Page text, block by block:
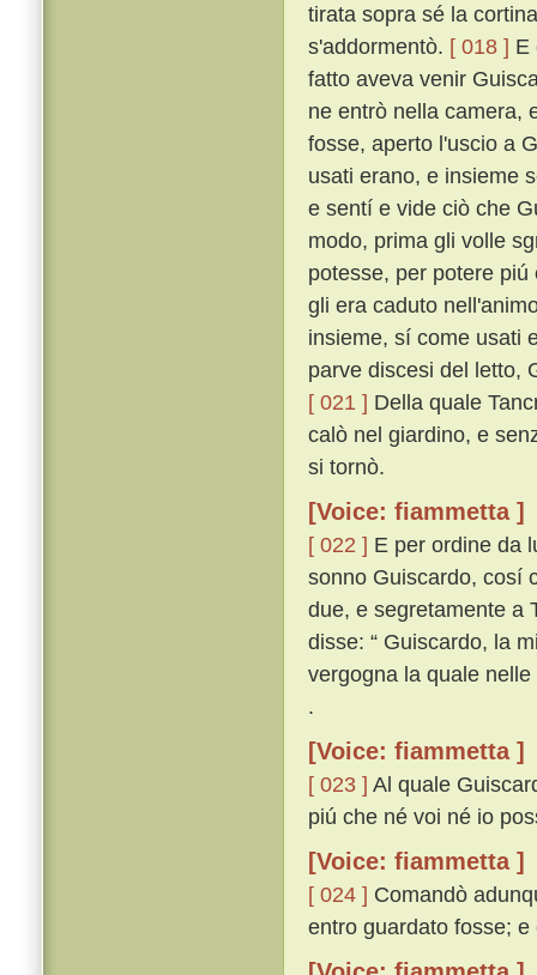
tirata sopra sé la
s'addormentò. [ 018 ] E
fatto aveva venir
ne entrò nella camera,
fosse, aperto l'uscio a
usati erano, e insieme
e sentí e vide ciò che
modo, prima gli volle
potesse, per potere
gli era caduto
insieme, sí come usati
parve discesi del letto,
[ 021 ] Della quale
calò nel giardino, e
si tornò.
[Voice: fiammetta ]
[ 022 ] E per ordine da
sonno Guiscardo, cosí
due, e segretamente a
disse: “ Guiscardo, la
vergogna la quale
.
[Voice: fiammetta ]
[ 023 ] Al quale
piú che né voi né io
[Voice: fiammetta ]
[ 024 ] Comandò
entro guardato fosse;